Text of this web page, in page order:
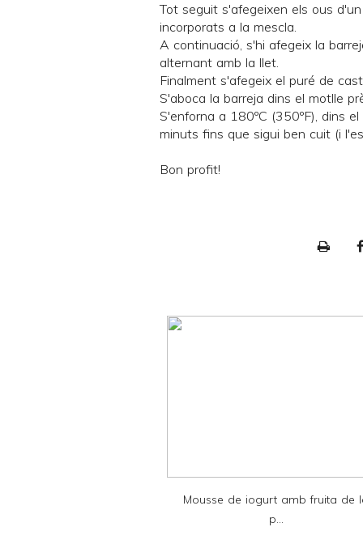
Tot seguit s'afegeixen els ous
incorporats a la mescla.
A continuació, s'hi afegeix la
alternant amb la llet.
Finalment s'afegeix el puré de
S'aboca la barreja dins el motlle
S'enforna a 180ºC (350ºF), dins
minuts fins que sigui ben cuit (i
Bon profit!
n
Mousse de iogurt amb fruita de
p...